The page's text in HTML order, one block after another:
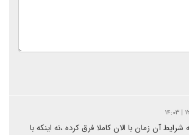
شرایط آن زمان با الان کاملا فرق کرده ،نه اینکه با